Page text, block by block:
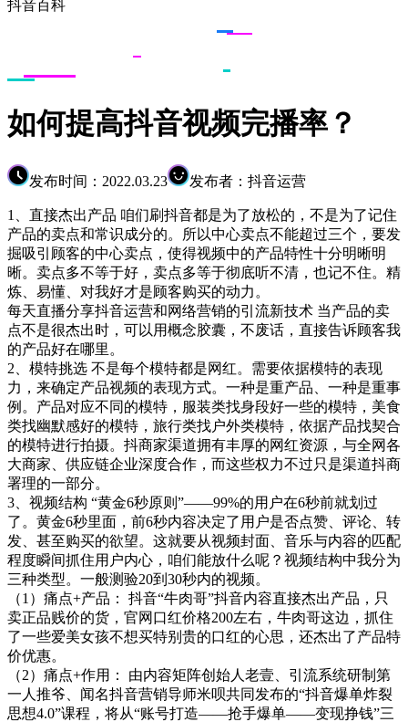
抖音百科
如何提高抖音视频完播率？
发布时间：2022.03.23 发布者：抖音运营
1、直接杰出产品 咱们刷抖音都是为了放松的，不是为了记住
产品的卖点和常识成分的。所以中心卖点不能超过三个，要发
掘吸引顾客的中心卖点，使得视频中的产品特性十分明晰明
晰。卖点多不等于好，卖点多等于彻底听不清，也记不住。精
炼、易懂、对我好才是顾客购买的动力。
每天直播分享抖音运营和网络营销的引流新技术 当产品的卖
点不是很杰出时，可以用概念胶囊，不废话，直接告诉顾客我
的产品好在哪里。
2、模特挑选 不是每个模特都是网红。需要依据模特的表现
力，来确定产品视频的表现方式。一种是重产品、一种是重事
例。产品对应不同的模特，服装类找身段好一些的模特，美食
类找幽默感好的模特，旅行类找户外类模特，依据产品找契合
的模特进行拍摄。抖商家渠道拥有丰厚的网红资源，与全网各
大商家、供应链企业深度合作，而这些权力不过只是渠道抖商
署理的一部分。
3、视频结构 “黄金6秒原则”——99%的用户在6秒前就划过
了。黄金6秒里面，前6秒内容决定了用户是否点赞、评论、转
发、甚至购买的欲望。这就要从视频封面、音乐与内容的匹配
程度瞬间抓住用户内心，咱们能放什么呢？视频结构中我分为
三种类型。一般测验20到30秒内的视频。
（1）痛点+产品： 抖音“牛肉哥”抖音内容直接杰出产品，只
卖正品贱价的货，官网口红价格200左右，牛肉哥这边，抓住
了一些爱美女孩不想买特别贵的口红的心思，还杰出了产品特
价优惠。
（2）痛点+作用： 由内容矩阵创始人老壹、引流系统研制第
一人推爷、闻名抖音营销导师米呗共同发布的“抖音爆单炸裂
思想4.0”课程，将从“账号打造——抢手爆单——变现挣钱”三